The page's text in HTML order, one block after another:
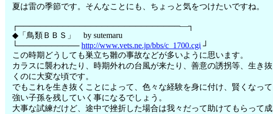
夏は雷の季節です。そんなことにも、ちょっと気をつけたいですね。
┌─────────────────────────────―┐
◆「鳥類ＢＢＳ」 by sutemaru
└───────────http://www.vets.ne.jp/bbs/c_1700.cgi ┘
この時期どうしても巣立ち雛の事故などが多いように思います。
カラスに襲われたり、時期外れの台風が来たり、善意の誘拐等、生き抜
くのに大変な頃です。
でもこれを生き抜くことによって、色々な経験を身に付け、賢くなって
強い子孫を残していく事になるでしょう。
大事な試練だけど、途中で挫折した場合は我々だって助けてもらって成